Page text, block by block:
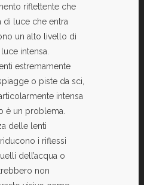
riflettente che
di luce che entra
un alto livello di
intensa.
estremamente
o piste da sci,
intensa
è un problema.
delle lenti
i riflessi
dell’acqua o
non